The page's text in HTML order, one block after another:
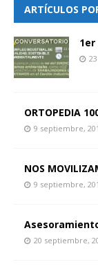
ARTÍCULOS
ORTOPEDIA
9 septiembre,
NOS
9 septiembre,
20 septiembre,